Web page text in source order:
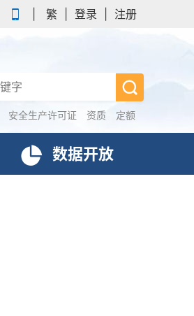
繁 登录 注册
安全生产许可证 资质 定额
数据开放